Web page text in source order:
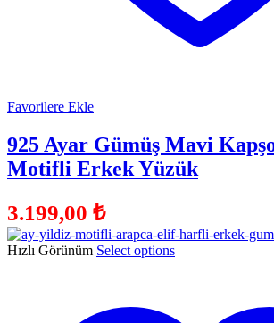
Favorilere Ekle
925 Ayar Gümüş Mavi
Motifli Erkek Yüzük
3.199,00 ₺
Hızlı Görünüm Select options